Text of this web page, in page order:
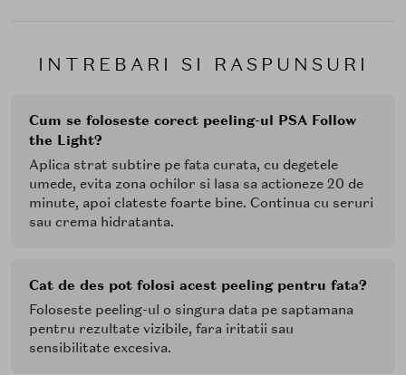
INTREBARI SI RASPUNSURI
Cum se foloseste corect peeling-ul PSA Follow
the Light?
Aplica strat subtire pe fata curata, cu degetele
umede, evita zona ochilor si lasa sa actioneze 20 de
minute, apoi clateste foarte bine. Continua cu seruri
sau crema hidratanta.
Cat de des pot folosi acest peeling pentru fata?
Foloseste peeling-ul o singura data pe saptamana
pentru rezultate vizibile, fara iritatii sau
sensibilitate excesiva.
alte produse ce contin acizi
AHA in aceeasi rutina.